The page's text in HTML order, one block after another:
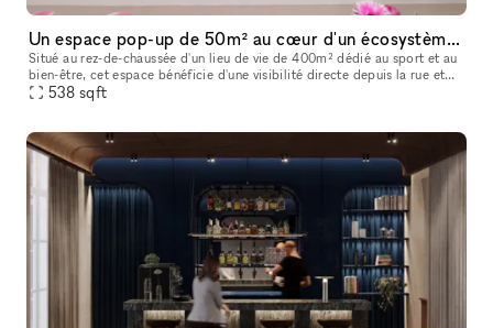
Un espace pop-up de 50m² au cœur d'un écosystème sport & bien-être
Situé au rez-de-chaussée d'un lieu de vie de 400m² dédié au sport et au
bien-être, cet espace bénéficie d'une visibilité directe depuis la rue et
538 sqft